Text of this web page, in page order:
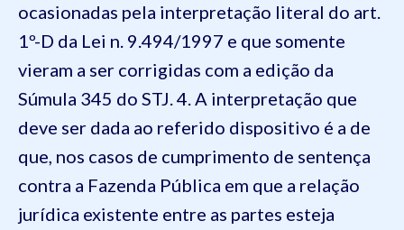
ocasionadas pela interpretação literal do art.
1º-D da Lei n. 9.494/1997 e que somente
vieram a ser corrigidas com a edição da
Súmula 345 do STJ. 4. A interpretação que
deve ser dada ao referido dispositivo é a de
que, nos casos de cumprimento de sentença
contra a Fazenda Pública em que a relação
jurídica existente entre as partes esteja